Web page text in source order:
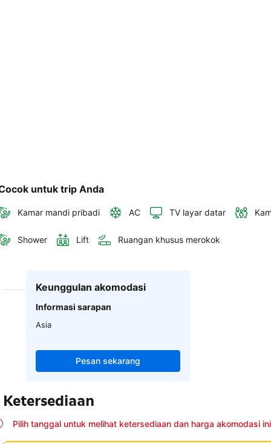
untuk trip Anda
Kamar mandi pribadi AC TV layar datar
Shower Lift Ruangan khusus merokok
Keunggulan akomodasi
Informasi sarapan
Asia
Pesan sekarang
Ketersediaan
Pilih tanggal untuk melihat ketersediaan dan harga akomodasi ini